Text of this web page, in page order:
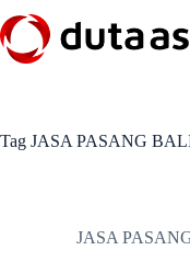
to
content
Tag JASA PASANG
JASA